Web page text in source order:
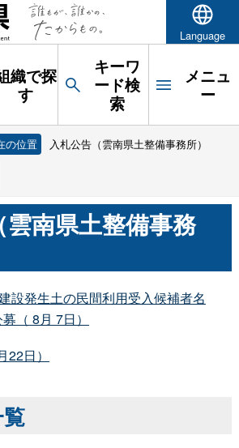
Language
織で探
す
キーワ
ード検
索
メニュ
ー
の位置 入札公告（雲南県土整備事務所）
南県土整備事務
設発生土の民間利用受入候補者名
（ 8月 7日）
22日）